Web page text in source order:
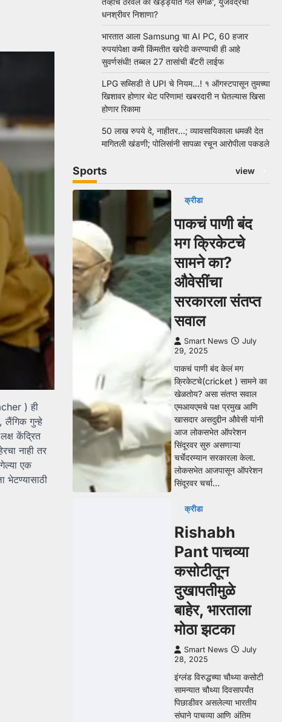
) ही
लैंगिक गुन्हे
केंद्रित
नाही तर
एक
भेटण्यासाठी
धनश्रीवर निशाणा?
भारतात आला Samsung चा AI PC, 60 हजार
रुपयांपेक्षा कमी किंमतीत खरेदी करण्याची ही आहे
सुवर्णसंधी! तब्बल 27 तासांची बॅटरी लाईफ
LPG सब्सिडी ते UPI चे नियम…! १ ऑगस्टपासून तुमच्या
खिशावर होणार थेट परिणाम! खबरदारी न घेतल्यास खिसा
होणार रिकामा
50 लाख रुपये दे, नाहीतर…; व्यावसायिकाला धमकी देत
मागितली खंडणी; पोलिसांनी सापळा रचून आरोपीला पकडले
Sports view
क्रीडा
पाकचं पाणी बंद
मग क्रिकेटचे
सामने का?
औवेसींचा
सरकारला संतप्त
सवाल
Smart News
July
29, 2025
पाकचं पाणी बंद केलं मग
क्रिकेटचे(cricket ) सामने का
खेळतोय? असा संतप्त सवाल
एमआयएमचे पक्ष प्रमुख आणि
खासदार असदुद्दीन औवेसी यांनी
आज लोकसभेत ऑपरेशन
सिंदूरवर सुरु असणाऱ्या
चर्चेदरम्यान सरकारला केला.
लोकसभेत आजपासून ऑपरेशन
सिंदूरवर चर्चा…
क्रीडा
Rishabh
Pant पाचव्या
कसोटीतून
दुखापतीमुळे
बाहेर, भारताला
मोठा झटका
Smart News
July
28, 2025
इंग्लंड विरुद्धच्या चौथ्या कसोटी
सामन्यात चौथ्या दिवसापर्यंत
पिछाडीवर असलेल्या भारतीय
संघाने पाचव्या आणि अंतिम